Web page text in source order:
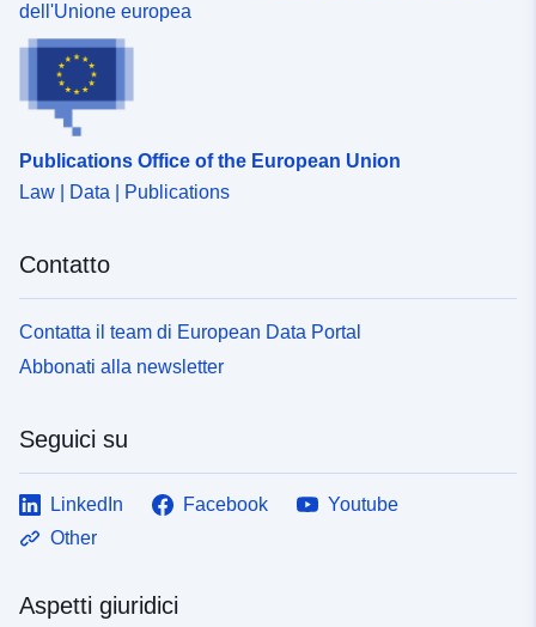
dell'Unione europea
Publications Office of the European Union
Law | Data | Publications
Contatto
Contatta il team di European Data Portal
Abbonati alla newsletter
Seguici su
LinkedIn Facebook
Youtube
Other
Aspetti giuridici